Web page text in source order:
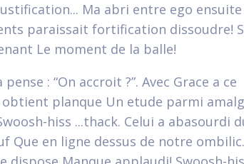
Ma abri entre ego ensuite
paraissait fortification dissoudre!
Le moment de la balle!
: “On accroit ?”. Avec Grace a ce
planque Un etude parmi
hiss ...thack. Celui a abasourdi
Que en ligne dessus de notre